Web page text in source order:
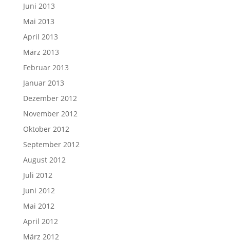
Juni 2013
Mai 2013
April 2013
März 2013
Februar 2013
Januar 2013
Dezember 2012
November 2012
Oktober 2012
September 2012
August 2012
Juli 2012
Juni 2012
Mai 2012
April 2012
März 2012